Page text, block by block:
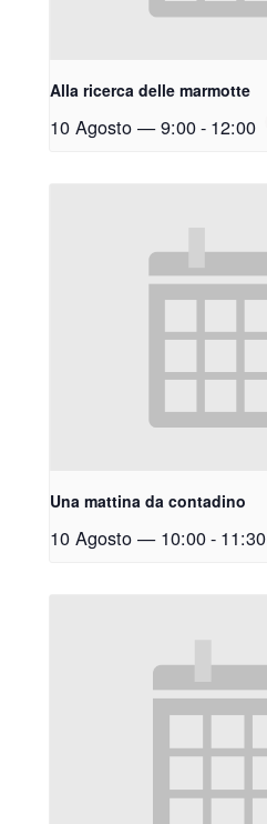
Alla ricerca delle marmotte
10 Agosto — 9:00- 12:00
Una mattina da contadino
10 Agosto — 10:00- 11:30